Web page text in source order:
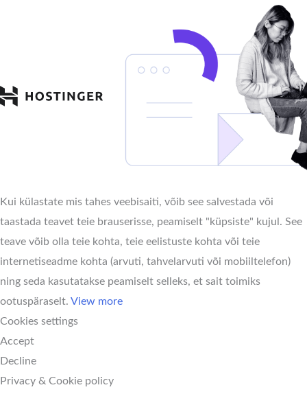
Kui külastate mis tahes veebisaiti, võib see salvestada või
taastada teavet teie brauserisse, peamiselt "küpsiste" kujul. See
teave võib olla teie kohta, teie eelistuste kohta või teie
internetiseadme kohta (arvuti, tahvelarvuti või mobiiltelefon)
ning seda kasutatakse peamiselt selleks, et sait toimiks
ootuspäraselt. View more
Cookies settings
Accept
Decline
Privacy & Cookie policy